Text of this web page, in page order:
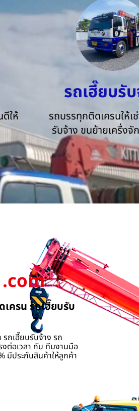
ให้
รถเฮี๊ยบรั
รถบรรทุกติดเครนให้เ
รับจ้าง ขนย้ายเครื่ง
.com
เครน รถเฮี๊ยบรับ
รถเฮี๊ยบรับจ้าง รถ
ต่อเวลา กับ ทีมงานมือ
มีประกันสินค้าให้ลูกค้า